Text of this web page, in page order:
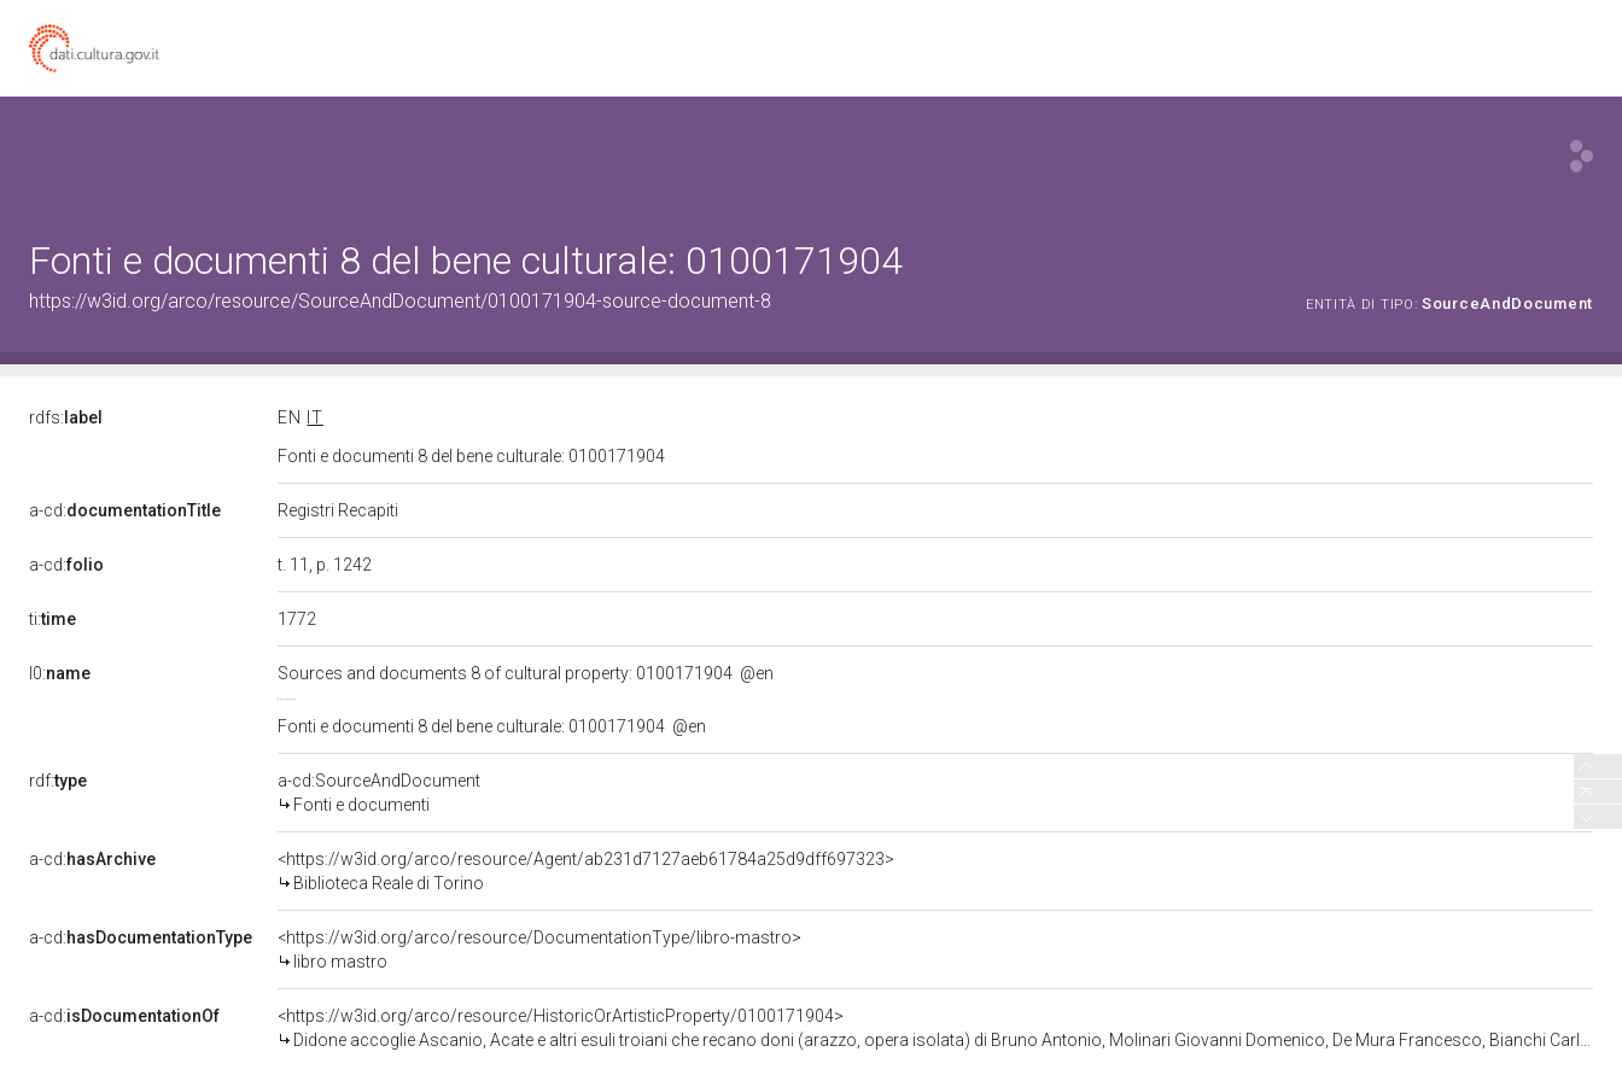
Fonti e documenti 8 del bene culturale: 0100171904
https://w3id.org/arco/resource/SourceAndDocument/0100171904-source-document-8 ENTITÀ DI TIPO: SourceAndDocument
rdfs: label EN
IT
Fonti e documenti 8 del bene culturale: 0100171904
a-cd:documentationTitle Registri Recapiti
a-cd:folio t. 11, p. 1242
ti:time 1772
l0:name Sources and documents 8 of cultural property: 0100171904 @en
Fonti e documenti 8 del bene culturale: 0100171904 @en
rdf:type
a-cd:SourceAndDocument
Fonti e documenti
a-cd:hasArchive
<https://w3id.org/arco/resource/Agent/ab231d7127aeb61784a25d9dff697323>
Biblioteca Reale di Torino
a-cd:hasDocumentationType
<https://w3id.org/arco/resource/DocumentationType/libro-mastro>
libro mastro
a-cd:isDocumentationOf
<https://w3id.org/arco/resource/HistoricOrArtisticProperty/0100171904>
Didone accoglie Ascanio, Acate e altri esuli troiani che recano doni (arazzo, opera isolata) di Bruno Antonio, Molinari Giovanni Domenico, De Mura Francesco, Bianchi Carlo Felice, Rossi Mariano - manifattura torinese (ultimo quarto sec. XVIII)